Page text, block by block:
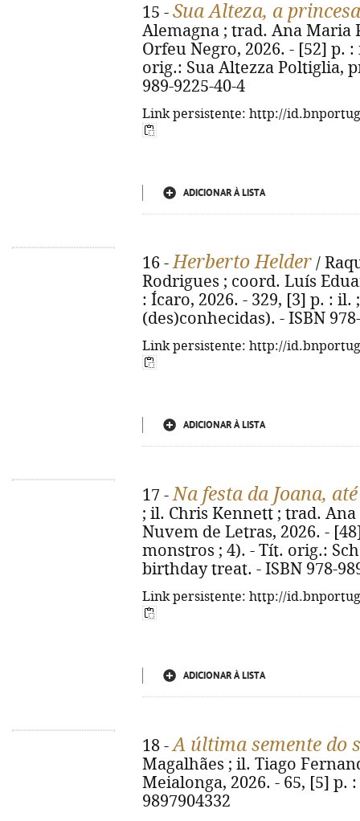
15 - Sua Alteza, a
Alemagna ; trad. Ana Maria
Orfeu Negro, 2026. - [52] p.
orig.: Sua Altezza Poltiglia,
989-9225-40-4
Link persistente: http://
ADICIONAR À LISTA
16 -Herberto Helder /
Rodrigues ; coord. Luís
: Ícaro, 2026. - 329, [3] p. : il.
(des)conhecidas). - ISBN
Link persistente: http://
ADICIONAR À LISTA
17 -Na festa da Joana,
; il. Chris Kennett ; trad. Ana
Nuvem de Letras, 2026. -
monstros ; 4). - Tít. orig.:
birthday treat. - ISBN 978-
Link persistente: http://
ADICIONAR À LISTA
18 -A última semente do
Magalhães ; il. Tiago
Meialonga, 2026. - 65, [5] p.
9897904332